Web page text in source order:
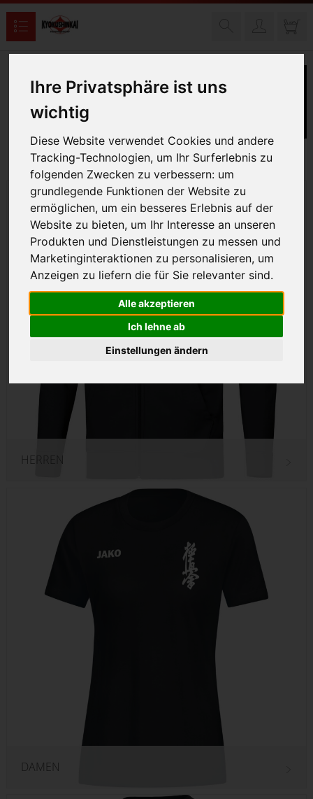
Ihre Privatsphäre ist uns
wichtig
Diese Website verwendet Cookies und andere
Tracking-Technologien, um Ihr Surferlebnis zu
folgenden Zwecken zu verbessern: um
grundlegende Funktionen der Website zu
ermöglichen, um ein besseres Erlebnis auf der
Website zu bieten, um Ihr Interesse an unseren
Produkten und Dienstleistungen zu messen und
Marketinginteraktionen zu personalisieren, um
Anzeigen zu liefern die für Sie relevanter sind.
Alle akzeptieren
Ich lehne ab
Einstellungen ändern
HERREN
DAMEN